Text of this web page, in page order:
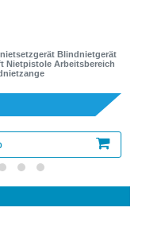
Blindnietgerät
Nietpistole Arbeitsbereich